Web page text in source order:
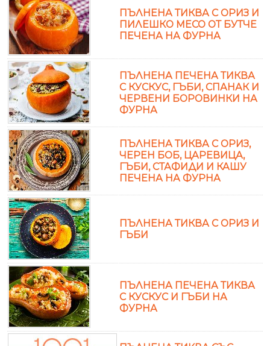
ПЪЛНЕНА ТИКВА С ОРИЗ И
ПИЛЕШКО МЕСО ОТ БУТЧЕ
ПЕЧЕНА НА ФУРНА
ПЪЛНЕНА ПЕЧЕНА ТИКВА
С КУСКУС, ГЪБИ, СПАНАК И
ЧЕРВЕНИ БОРОВИНКИ НА
ФУРНА
ПЪЛНЕНА ТИКВА С ОРИЗ,
ЧЕРЕН БОБ, ЦАРЕВИЦА,
ГЪБИ, СТАФИДИ И КАШУ
ПЕЧЕНА НА ФУРНА
ПЪЛНЕНА ТИКВА С ОРИЗ И
ГЪБИ
ПЪЛНЕНА ПЕЧЕНА ТИКВА
С КУСКУС И ГЪБИ НА
ФУРНА